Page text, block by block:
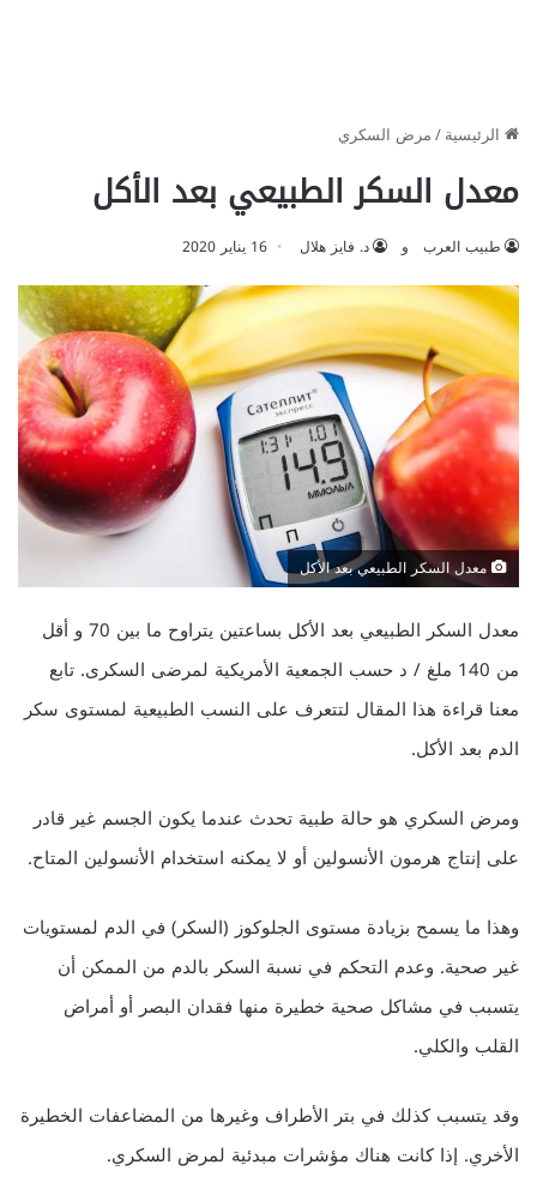
الرئيسية/مرض السكري
معدل السكر الطبيعي بعد الأكل
طبيب العرب و د. فايز هلال 16 يناير 2020
معدل السكر الطبيعي بعد الأكل
معدل السكر الطبيعي بعد الأكل بساعتين يتراوح ما بين 70 و أقل
من 140 ملغ / د حسب الجمعية الأمريكية لمرضى السكرى. تابع
معنا قراءة هذا المقال لتتعرف على النسب الطبيعية لمستوى سكر
الدم بعد الأكل.
ومرض السكري هو حالة طبية تحدث عندما يكون الجسم غير قادر
على إنتاج هرمون الأنسولين أو لا يمكنه استخدام الأنسولين المتاح.
وهذا ما يسمح بزيادة مستوى الجلوكوز (السكر) في الدم لمستويات
غير صحية. وعدم التحكم في نسبة السكر بالدم من الممكن أن
يتسبب في مشاكل صحية خطيرة منها فقدان البصر أو أمراض
القلب والكلي.
وقد يتسبب كذلك في بتر الأطراف وغيرها من المضاعفات الخطيرة
الأخري. إذا كانت هناك مؤشرات مبدئية لمرض السكري.